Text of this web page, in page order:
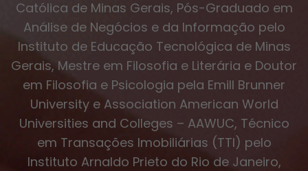
Católica de Minas Gerais, Pós-Graduado em
Análise de Negócios e da Informação pelo
Instituto de Educação Tecnológica de Minas
Gerais, Mestre em Filosofia e Literária e Doutor
em Filosofia e Psicologia pela Emill Brunner
University e Association American World
Universities and Colleges – AAWUC, Técnico
em Transações Imobiliárias (TTI) pelo
Instituto Arnaldo Prieto do Rio de Janeiro,